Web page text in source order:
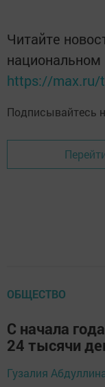
Читайте
https://max.ru/
Подписывайтесь
ОБЩЕСТВО
С начала
24 тысячи
Гузалия